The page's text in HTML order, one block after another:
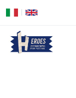
principale